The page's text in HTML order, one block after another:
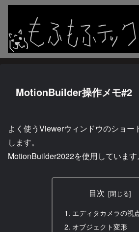
MotionBuilder操作メモ#2
よく使うViewerウィンドウのショー
します。
MotionBuilder2022を使用しています。
目次
エディタカメラの視
オブジェクト変形